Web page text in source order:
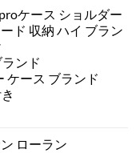
ケース ショルダー
ド 収納 ハイ ブラン
ンド
ケース ブランド
ローラン